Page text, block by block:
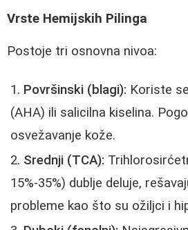
Vrste Hemijskih Pilinga
Postoje tri osnovna nivoa:
Površinski (blagi): Koriste
(AHA) ili salicilna kiselina.
osvežavanje kože.
Srednji (TCA):
15%-35%) dublje deluje,
probleme kao što su ožiljci i